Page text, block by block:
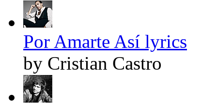
Por Amarte Así lyrics
by Cristian Castro